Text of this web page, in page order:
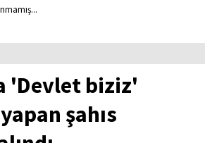
'Devlet biziz'
şahıs